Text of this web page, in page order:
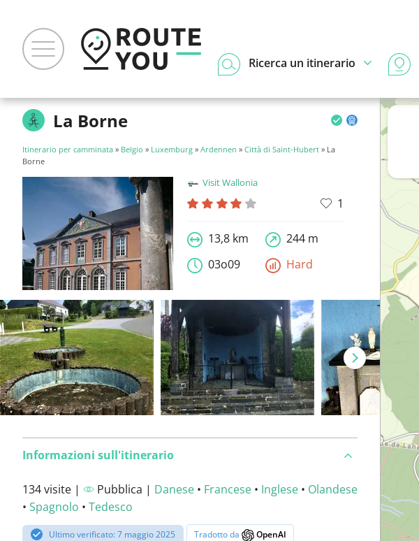
Ricerca un itinerario
La Borne
Itinerario per camminata » Belgio » Luxemburg » Ardennen » Città di Saint-Hubert » La
Borne
Visit Wallonia
1
13,8 km
244 m
03o09
Hard
Informazioni sull'itinerario
134 visite | Pubblica | Danese • Francese • Inglese • Olandese
• Spagnolo • Tedesco
Ultimo verificato: 7 maggio 2025 Tradotto da OpenAI